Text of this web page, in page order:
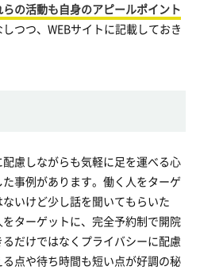
らの活動も自身のアピールポイント
つつ、WEBサイトに記載しておき
慮しながらも気軽に足を運べる心
事例があります。働く人をターゲ
いけど少し話を聞いてもらいた
ターゲットに、完全予約制で開院
だけではなくプライバシーに配慮
点や待ち時間も短い点が好調の秘